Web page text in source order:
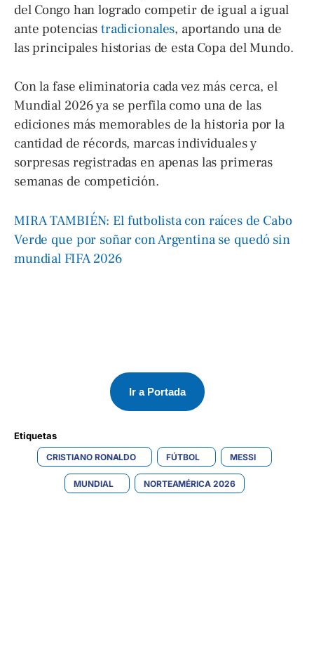
del Congo han logrado competir de igual a igual
ante potenciastradicionales, aportando una de
las principales historias de esta Copa del Mundo.
Con la fase eliminatoria cada vez más cerca, el
Mundial 2026 ya se perfila como una de las
ediciones más memorables de la historia por la
cantidad de récords, marcas individuales y
sorpresas registradas en apenas las primeras
semanas de competición.
MIRA TAMBIÉN: El futbolista con raíces de Cabo
Verde que por soñar con Argentina se quedó sin
mundial FIFA 2026
Ir a Portada
Etiquetas
CRISTIANO RONALDO FÚTBOL MESSI
MUNDIAL NORTEAMÉRICA 2026